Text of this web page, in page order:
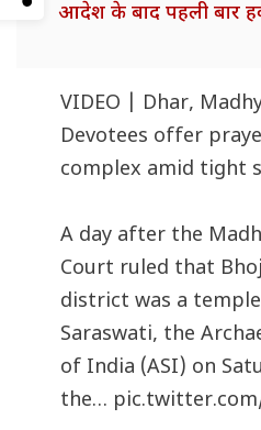
आदेश के बाद पहली बार
VIDEO | Dhar,
Devotees offer
complex amid tight
A day after the
Court ruled that
district was a
Saraswati, the
of India (ASI) on
the…